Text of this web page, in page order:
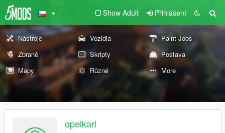
Show Adult Přihlášení
Nástroje Vozidla
Paint Jobs
Zbraně
Skripty
Postava
Mapy
Různé More
opelkarl